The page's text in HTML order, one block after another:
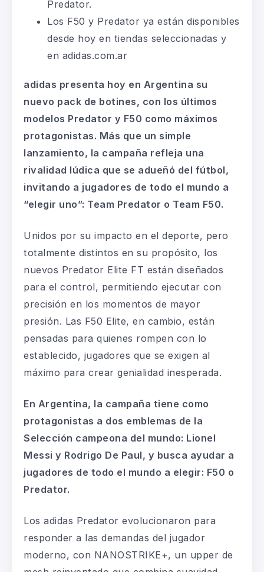
Predator.
Los F50 y Predator ya están disponibles
desde hoy en tiendas seleccionadas y
en adidas.com.ar
adidas presenta hoy en Argentina su
nuevo pack de botines, con los últimos
modelos Predator y F50 como máximos
protagonistas. Más que un simple
lanzamiento, la campaña refleja una
rivalidad lúdica que se adueñó del fútbol,
invitando a jugadores de todo el mundo a
“elegir uno”: Team Predator o Team F50.
Unidos por su impacto en el deporte, pero
totalmente distintos en su propósito, los
nuevos Predator Elite FT están diseñados
para el control, permitiendo ejecutar con
precisión en los momentos de mayor
presión. Las F50 Elite, en cambio, están
pensadas para quienes rompen con lo
establecido, jugadores que se exigen al
máximo para crear genialidad inesperada.
En Argentina, la campaña tiene como
protagonistas a dos emblemas de la
Selección campeona del mundo: Lionel
Messi y Rodrigo De Paul, y busca ayudar a
jugadores de todo el mundo a elegir: F50 o
Predator.
Los adidas Predator evolucionaron para
responder a las demandas del jugador
moderno, con NANOSTRIKE+, un upper de